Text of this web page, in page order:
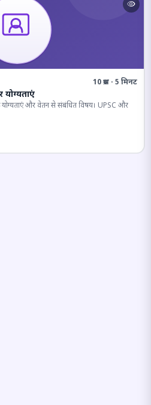
10 प्रश्न · 5 मिनट
योग्यताएं
योग्यताएं और वेतन से संबंधित विषय। UPSC और